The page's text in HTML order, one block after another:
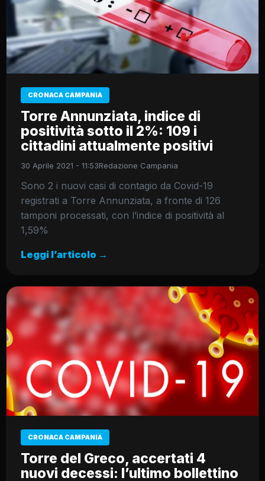
CRONACA CAMPANIA
Torre Annunziata, indice di
positività sotto il 2%: 109 i
cittadini attualmente positivi
30 Aprile 2021 - 11:53Redazione Campania
Sono 2 i nuovi casi di contagio da Covid-19
registrati a Torre Annunziata, a fronte di 126
tamponi processati, con l’indice di positività al
1,59%
Leggi l’articolo →
CRONACA CAMPANIA
Torre del Greco, accertati 4
nuovi decessi: l’ultimo bollettino